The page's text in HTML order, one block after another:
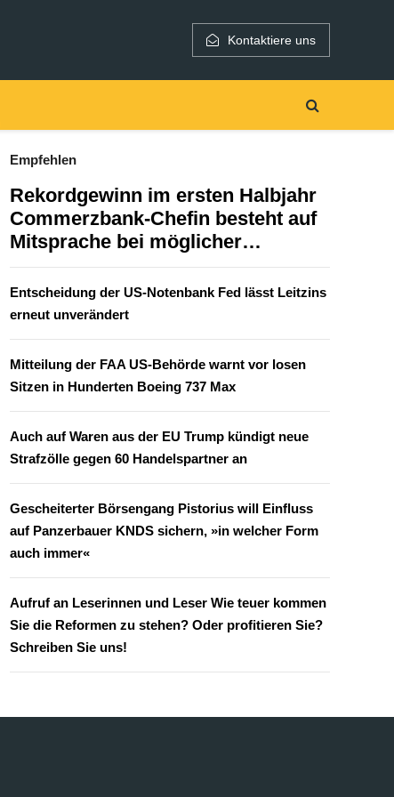
Kontaktiere uns
Empfehlen
Rekordgewinn im ersten Halbjahr
Commerzbank-Chefin besteht auf
Mitsprache bei möglicher
UniCredit-Übernahme
Entscheidung der US-Notenbank Fed lässt Leitzins
erneut unverändert
Mitteilung der FAA US-Behörde warnt vor losen
Sitzen in Hunderten Boeing 737 Max
Auch auf Waren aus der EU Trump kündigt neue
Strafzölle gegen 60 Handelspartner an
Gescheiterter Börsengang Pistorius will Einfluss
auf Panzerbauer KNDS sichern, »in welcher Form
auch immer«
Aufruf an Leserinnen und Leser Wie teuer kommen
Sie die Reformen zu stehen? Oder profitieren Sie?
Schreiben Sie uns!